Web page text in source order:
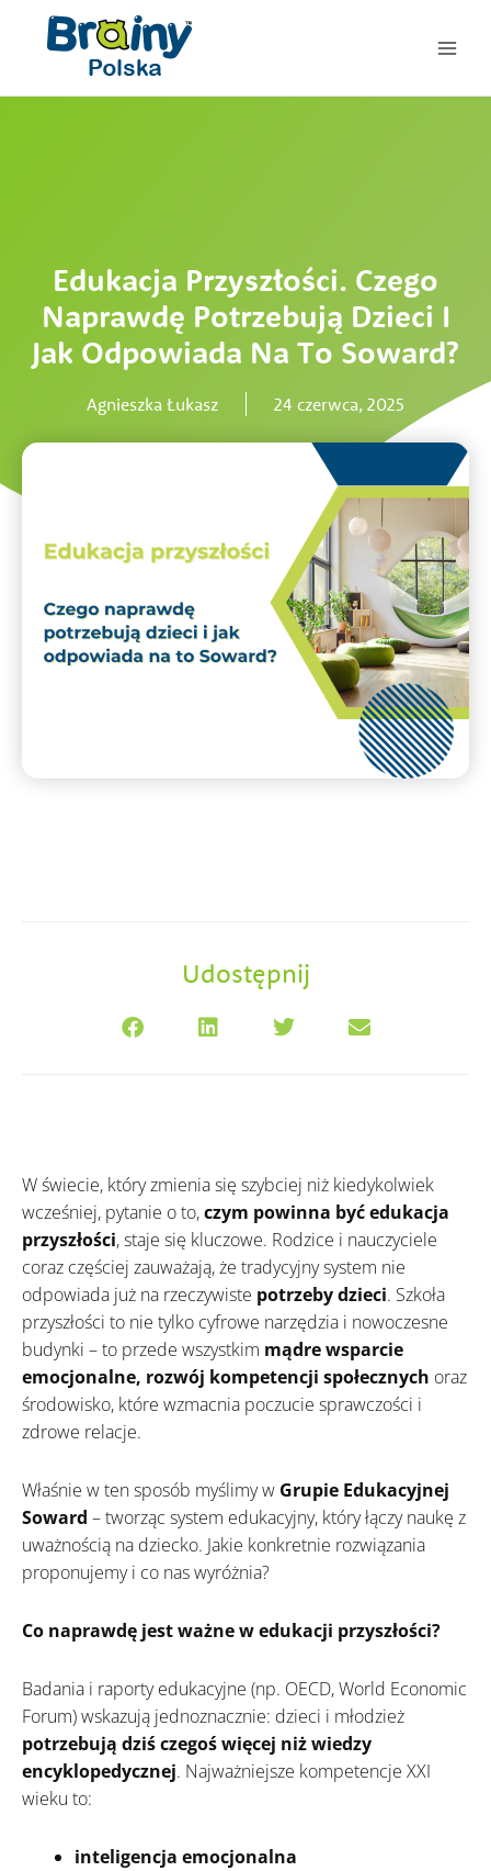
Edukacja Przyszłości. Czego
Naprawdę Potrzebują Dzieci I
Jak Odpowiada Na To Soward?
Agnieszka Łukasz 24 czerwca, 2025
Udostępnij
W świecie, który zmienia się szybciej niż kiedykolwiek
wcześniej, pytanie o to,czym powinna być edukacja
przyszłości, staje się kluczowe. Rodzice i nauczyciele
coraz częściej zauważają, że tradycyjny system nie
odpowiada już na rzeczywiste potrzeby dzieci. Szkoła
przyszłości to nie tylko cyfrowe narzędzia i nowoczesne
budynki – to przede wszystkim mądre wsparcie
emocjonalne, rozwój kompetencji społecznych oraz
środowisko, które wzmacnia poczucie sprawczości i
zdrowe relacje.
Właśnie w ten sposób myślimy w Grupie Edukacyjnej
Soward – tworząc system edukacyjny, który łączy naukę z
uważnością na dziecko. Jakie konkretnie rozwiązania
proponujemy i co nas wyróżnia?
Co naprawdę jest ważne w edukacji przyszłości?
Badania i raporty edukacyjne (np. OECD, World Economic
Forum) wskazują jednoznacznie: dzieci i młodzież
potrzebują dziś czegoś więcej niż wiedzy
encyklopedycznej. Najważniejsze kompetencje XXI
wieku to:
inteligencja emocjonalna